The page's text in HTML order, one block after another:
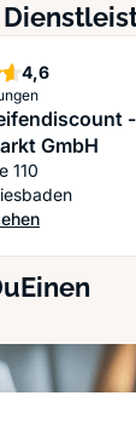
4,6Sterne
GmbH
110
-